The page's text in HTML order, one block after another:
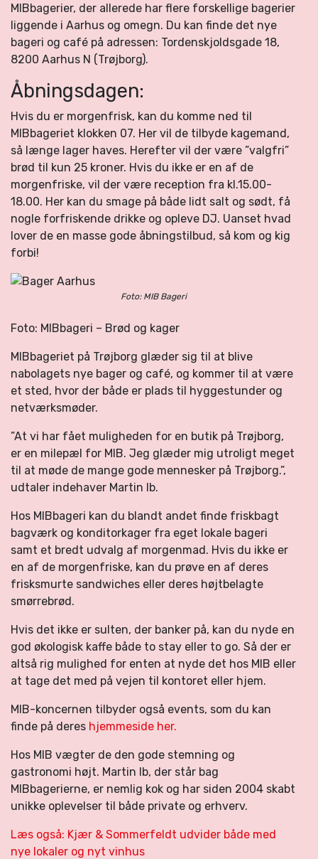
MIBbagerier, der allerede har flere forskellige bagerier
liggende i Aarhus og omegn. Du kan finde det nye
bageri og café på adressen: Tordenskjoldsgade 18,
8200 Aarhus N (Trøjborg).
Åbningsdagen:
Hvis du er morgenfrisk, kan du komme ned til
MIBbageriet klokken 07. Her vil de tilbyde kagemand,
så længe lager haves. Herefter vil der være ”valgfri”
brød til kun 25 kroner. Hvis du ikke er en af de
morgenfriske, vil der være reception fra kl.15.00-
18.00. Her kan du smage på både lidt salt og sødt, få
nogle forfriskende drikke og opleve DJ. Uanset hvad
lover de en masse gode åbningstilbud, så kom og kig
forbi!
Foto: MIB Bageri
Foto: MIBbageri – Brød og kager
MIBbageriet på Trøjborg glæder sig til at blive
nabolagets nye bager og café, og kommer til at være
et sted, hvor der både er plads til hyggestunder og
netværksmøder.
”At vi har fået muligheden for en butik på Trøjborg,
er en milepæl for MIB. Jeg glæder mig utroligt meget
til at møde de mange gode mennesker på Trøjborg.”,
udtaler indehaver Martin Ib.
Hos MIBbageri kan du blandt andet finde friskbagt
bagværk og konditorkager fra eget lokale bageri
samt et bredt udvalg af morgenmad. Hvis du ikke er
en af de morgenfriske, kan du prøve en af deres
frisksmurte sandwiches eller deres højtbelagte
smørrebrød.
Hvis det ikke er sulten, der banker på, kan du nyde en
god økologisk kaffe både to stay eller to go. Så der er
altså rig mulighed for enten at nyde det hos MIB eller
at tage det med på vejen til kontoret eller hjem.
MIB-koncernen tilbyder også events, som du kan
finde på deres hjemmeside her.
Hos MIB vægter de den gode stemning og
gastronomi højt. Martin Ib, der står bag
MIBbagerierne, er nemlig kok og har siden 2004 skabt
unikke oplevelser til både private og erhverv.
Læs også: Kjær & Sommerfeldt udvider både med
nye lokaler og nyt vinhus